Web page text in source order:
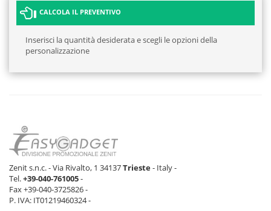
CALCOLA IL PREVENTIVO
Inserisci la quantità desiderata e scegli le opzioni della
personalizzazione
Zenit s.n.c. - Via Rivalto, 1 34137Trieste- Italy -
Tel.+39-040-761005-
Fax +39-040-3725826 -
P. IVA: IT01219460324 -